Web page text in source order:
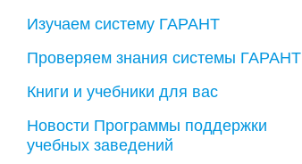
Изучаем систему ГАРАНТ
Проверяем знания системы ГАРАНТ
Книги и учебники для вас
Новости Программы поддержки
учебных заведений